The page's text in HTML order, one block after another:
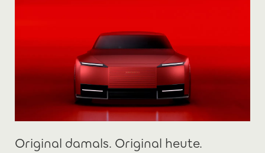
Original damals. Original heute.